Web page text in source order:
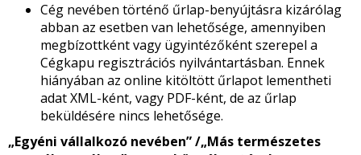
Cég nevében történő űrlap-benyújtásra kizárólag
abban az esetben van lehetősége, amennyiben
megbízottként vagy ügyintézőként szerepel a
Cégkapu regisztrációs nyilvántartásban. Ennek
hiányában az online kitöltött űrlapot lementheti
adat XML-ként, vagy PDF-ként, de az űrlap
beküldésére nincs lehetősége.
„Egyéni vállalkozó nevében” /„Más természetes